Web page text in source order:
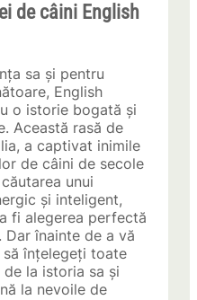
de câini English
sa și pentru
English
o istorie bogată și
Această rasă de
a captivat inimile
de câini de secole
unui
și inteligent,
fi alegerea perfectă
Dar înainte de a vă
înțelegeți toate
la istoria sa și
la nevoile de